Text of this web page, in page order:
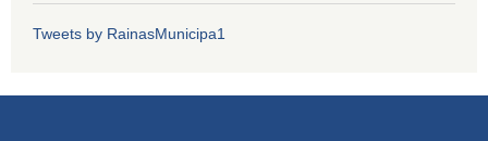
Tweets by RainasMunicipa1